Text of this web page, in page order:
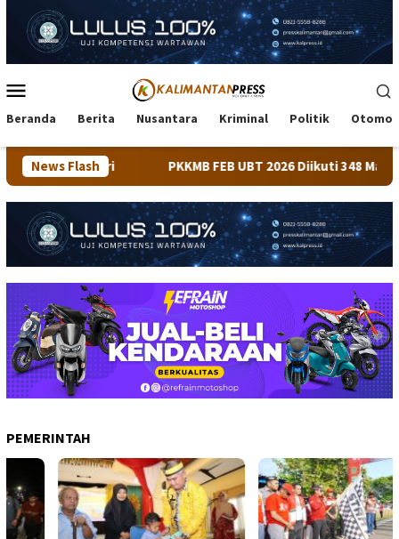
konten
Mobile
Beranda Berita Nusantara Kriminal Politik
News Flash
PKKMB FEB UBT 2026 Diikuti 348 Mahasiswa,
PEMERINTAH